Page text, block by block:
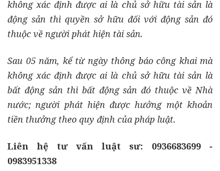
không xác định được ai là chủ sở hữu tài sản là
động sản thì quyền sở hữu đối với động sản đó
thuộc về người phát hiện tài sản.
Sau 05 năm, kể từ ngày thông báo công khai mà
không xác định được ai là chủ sở hữu tài sản là
bất động sản thì bất động sản đó thuộc về Nhà
nước; người phát hiện được hưởng một khoản
tiền thưởng theo quy định của pháp luật.
Liên hệ tư vấn luật sư: 0936683699 -
0983951338